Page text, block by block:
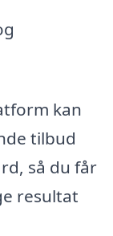
kan
tilbud
så du får
resultat